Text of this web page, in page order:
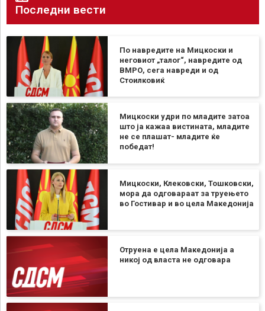
Последни вести
По навредите на Мицкоски и
неговиот „талог“, навредите од
ВМРО, сега навреди и од
Стоилковиќ
Мицкоски удри по младите затоа
што ја кажаа вистината, младите
не се плашат- младите ќе
победат!
Мицкоски, Клековски, Тошковски,
мора да одговараат за труењето
во Гостивар и во цела Македонија
Отруена е цела Македонија а
никој од власта не одговара